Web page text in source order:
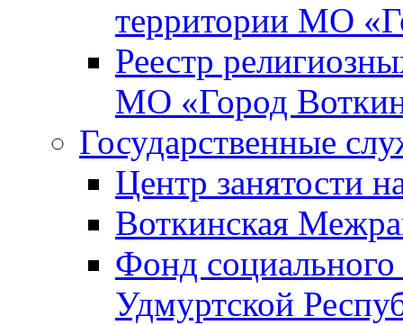
территории МО
Реестр
МО «Город
Государственные
Центр занятости
Воткинская
Фонд
Удмуртской